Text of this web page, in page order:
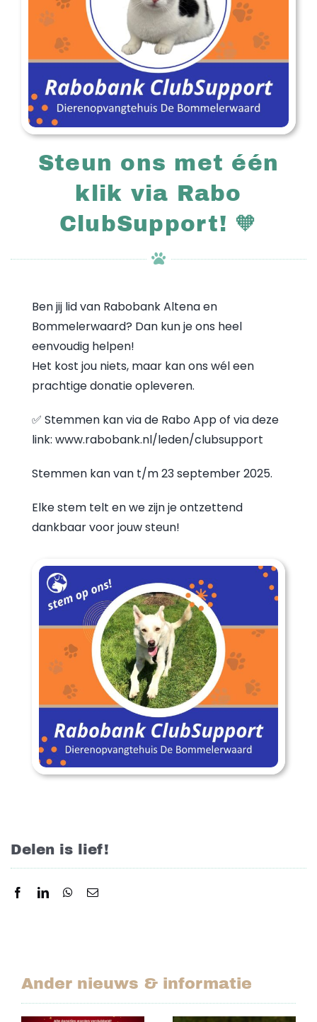
Steun ons met één
klik via Rabo
ClubSupport! 🧡
Ben jij lid van Rabobank Altena en
Bommelerwaard? Dan kun je ons heel
eenvoudig helpen!
Het kost jou niets, maar kan ons wél een
prachtige donatie opleveren.
✅ Stemmen kan via de Rabo App of via deze
link: www.rabobank.nl/leden/clubsupport
Stemmen kan van t/m 23 september 2025.
Elke stem telt en we zijn je ontzettend
dankbaar voor jouw steun!
Delen is lief!
Ander nieuws & informatie